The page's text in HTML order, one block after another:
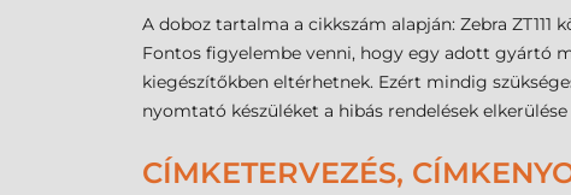
A doboz tartalma a cikkszám alapján: Zebra
Fontos figyelembe venni, hogy egy adott gyártó
kiegészítőkben eltérhetnek. Ezért mindig
nyomtató készüléket a hibás rendelések elkerülése
CÍMKETERVEZÉS,